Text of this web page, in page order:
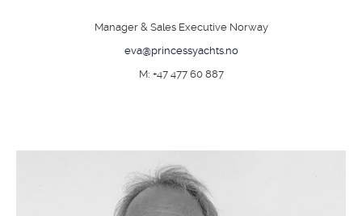
Manager & Sales Executive Norway
eva@princessyachts.no
M: +47 477 60 887